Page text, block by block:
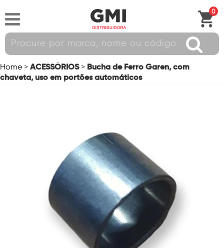
0
Home > ACESSÓRIOS > Bucha de Ferro Garen, com
chaveta, uso em portões automáticos